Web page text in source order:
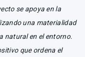
se apoya en la
una materialidad
natural en el entorno.
que ordena el